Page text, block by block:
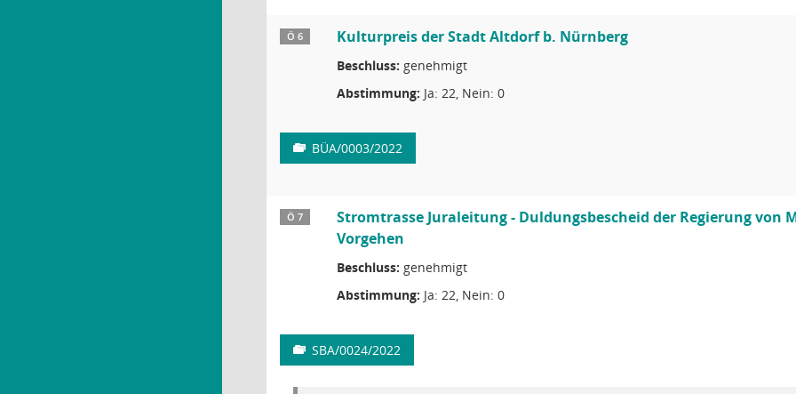
Ö 6 Kulturpreis der Stadt Altdorf b. Nürnberg
Beschluss: genehmigt
Abstimmung: Ja: 22, Nein: 0
BÜA/0003/2022
Ö 7
Stromtrasse Juraleitung - Duldungsbescheid der Regierung
Vorgehen
Beschluss: genehmigt
Abstimmung: Ja: 22, Nein: 0
SBA/0024/2022